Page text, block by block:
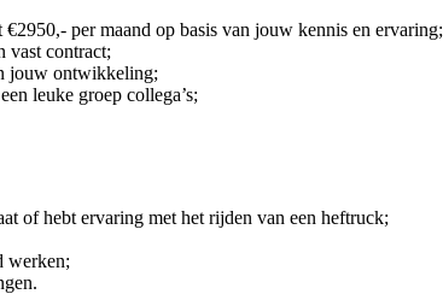
per maand op basis van jouw kennis en ervaring;
vast contract;
jouw ontwikkeling;
leuke groep collega’s;
of hebt ervaring met het rijden van een heftruck;
werken;